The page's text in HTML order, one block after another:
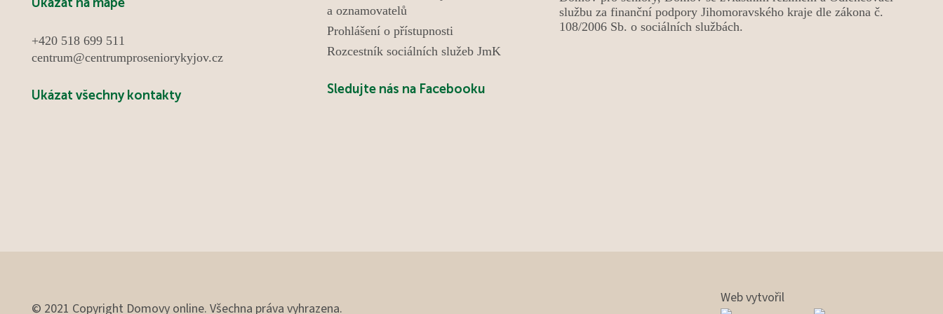
se neslo v duchu radosti, povídání a společně
strávených chvil a díky p. Vávrovi i hudby. Setkání
bylo krásným příkladem mezigeneračního
propojení, které obohatilo všechny zúčastněné.
+420 518 699 511
centrum@centrumproseniorykyjov.cz
Ukázat všechny kontakty
a oznamovatelů
Prohlášení o přístupnosti
Rozcestník sociálních služeb JmK
Sledujte nás na Facebooku
službu za finanční podpory Jihomoravského kraje dle zákona č.
108/2006 Sb. o sociálních službách.
© 2021 Copyright Domovy online. Všechna práva vyhrazena.
Web vytvořil